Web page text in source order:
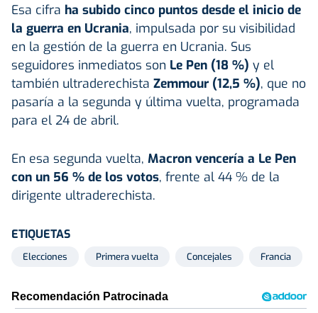
Esa cifra ha subido cinco puntos desde el inicio de
la guerra en Ucrania, impulsada por su visibilidad
en la gestión de la guerra en Ucrania. Sus
seguidores inmediatos son Le Pen (18 %) y el
también ultraderechista Zemmour (12,5 %), que no
pasaría a la segunda y última vuelta, programada
para el 24 de abril.
En esa segunda vuelta, Macron vencería a Le Pen
con un 56 % de los votos, frente al 44 % de la
dirigente ultraderechista.
ETIQUETAS
Elecciones Primera vuelta Concejales Francia